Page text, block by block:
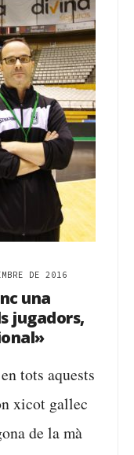
DE 2016
una
jugadors,
tots aquests
xicot gallec
de la mà